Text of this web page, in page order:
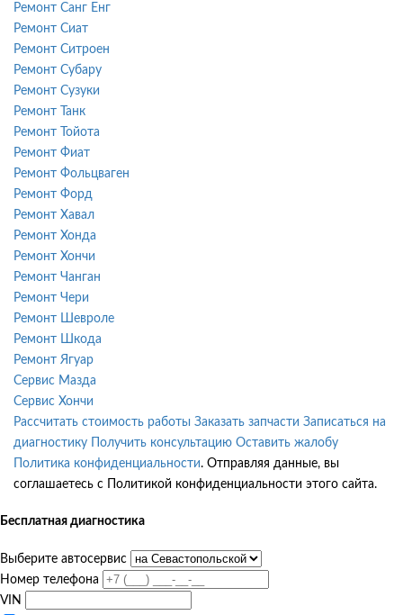
Ремонт Санг Енг
Ремонт Сиат
Ремонт Ситроен
Ремонт Субару
Ремонт Сузуки
Ремонт Танк
Ремонт Тойота
Ремонт Фиат
Ремонт Фольцваген
Ремонт Форд
Ремонт Хавал
Ремонт Хонда
Ремонт Хончи
Ремонт Чанган
Ремонт Чери
Ремонт Шевроле
Ремонт Шкода
Ремонт Ягуар
Сервис Мазда
Сервис Хончи
Рассчитать стоимость работы Заказать запчасти Записаться на
диагностику
Получить консультацию Оставить жалобу
Политика конфиденциальности. Отправляя данные, вы
соглашаетесь с Политикой конфиденциальности этого сайта.
Бесплатная диагностика
Выберите автосервис
Номер телефона
VIN